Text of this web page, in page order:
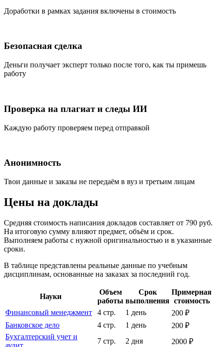
Доработки в рамках задания включены в стоимость
Безопасная сделка
Деньги получает эксперт только после того, как ты примешь
работу
Проверка на плагиат и следы ИИ
Каждую работу проверяем перед отправкой
Анонимность
Твои данные и заказы не передаём в вуз и третьим лицам
Цены на доклады
Средняя стоимость написания докладов составляет от 790 руб.
На итоговую сумму влияют предмет, объём и срок.
Выполняем работы с нужной оригинальностью и в указанные
сроки.
В таблице представлены реальные данные по учебным
дисциплинам, основанные на заказах за последний год.
Науки
Объем
работы
Срок
выполнения
Примерная
стоимость
Финансовый менеджмент
4 стр. 1 день
200 ₽
Банковское дело
4 стр. 1 день
200 ₽
Бухгалтерский учет и
аудит
7 стр. 2 дня 2000 ₽